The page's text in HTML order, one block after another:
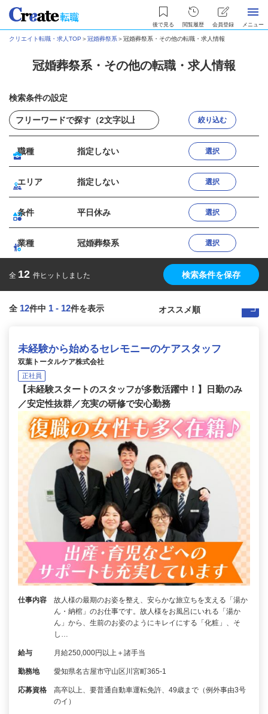
後で見る 閲覧履歴 会員登録 メニュー
クリエイト転職・求人TOP ＞冠婚葬祭系＞冠婚葬祭系・その他の転職・求人情報
冠婚葬祭系・その他の転職・求人情報
検索条件の設定
絞り込む
職種 指定しない 選択
エリア 指定しない 選択
条件 平日休み 選択
業種 冠婚葬祭系 選択
全 12 件ヒットしました 検索条件を保存
全 12件中 1 - 12件を表示
未経験から始めるセレモニーのケアスタッフ
双葉トータルケア株式会社
正社員
【未経験スタートのスタッフが多数活躍中！】日勤のみ
／安定性抜群／充実の研修で安心勤務
仕事内容
故人様の最期のお姿を整え、安らかな旅立ちを支える「湯か
ん・納棺」のお仕事です。故人様をお風呂にいれる「湯か
ん」から、生前のお姿のようにキレイにする「化粧」、そ
し…
給与 月給250,000円以上＋諸手当
勤務地 愛知県名古屋市守山区川宮町365-1
応募資格
高卒以上、要普通自動車運転免許、49歳まで（例外事由3号
のイ）